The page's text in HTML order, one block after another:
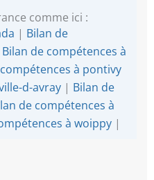
comme ici :
| Bilan de
Bilan de compétences à
à pontivy
d-avray | Bilan de
de compétences à
à woippy |